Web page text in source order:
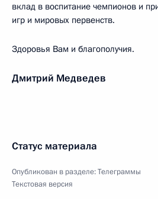
вклад в воспитание чемпионов и
игр и мировых первенств.
Здоровья Вам и благополучия.
Дмитрий Медведев
Статус материала
Опубликован в разделе:Телеграммы
Текстовая версия